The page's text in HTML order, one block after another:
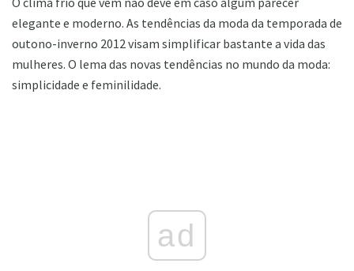
elegante e moderno. As tendências da moda da temporada de
outono-inverno 2012 visam simplificar bastante a vida das
mulheres. O lema das novas tendências no mundo da moda:
simplicidade e feminilidade.
ad